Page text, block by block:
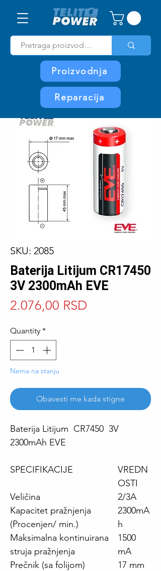
Proizvodnja
Reparacija
SKU: 2085
Baterija Litijum CR17450
3V 2300mAh EVE
2.076,00 RSD
Quantity *
Nema na stanju
Obavesti me kada stigne
Baterija Litijum CR7450 3V
2300mAh EVE
SPECIFIKACIJE
VREDN
OSTI
Veličina
2/3A
Kapacitet pražnjenja
(Procenjen/ min.)
2300mA
h
Maksimalna kontinuirana
struja pražnjenja
1500
mA
Prečnik (sa folijom)
17 mm